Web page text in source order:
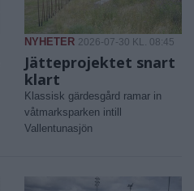
NYHETER 2026-07-30 KL. 08:45
Jätteprojektet snart
klart
Klassisk gärdesgård ramar in
våtmarksparken intill
Vallentunasjön